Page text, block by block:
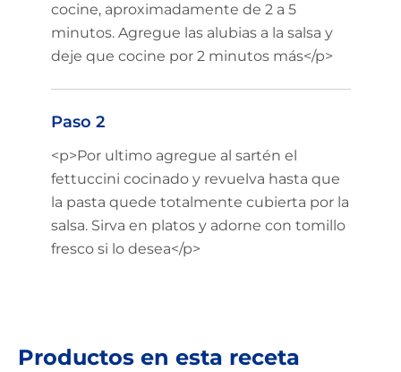
cocine, aproximadamente de 2 a 5
minutos. Agregue las alubias a la salsa y
deje que cocine por 2 minutos más</p>
Paso 2
<p>Por ultimo agregue al sartén el
fettuccini cocinado y revuelva hasta que
la pasta quede totalmente cubierta por la
salsa. Sirva en platos y adorne con tomillo
fresco si lo desea</p>
Productos en esta receta